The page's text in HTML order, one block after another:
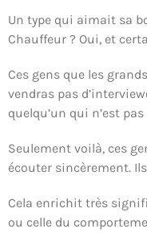
Un type qui aimait sa
Chauffeur ? Oui, et
Ces gens que les
vendras pas
quelqu’un qui n’est
Seulement voilà, ces
écouter sincèrement.
Cela enrichit très
ou celle du